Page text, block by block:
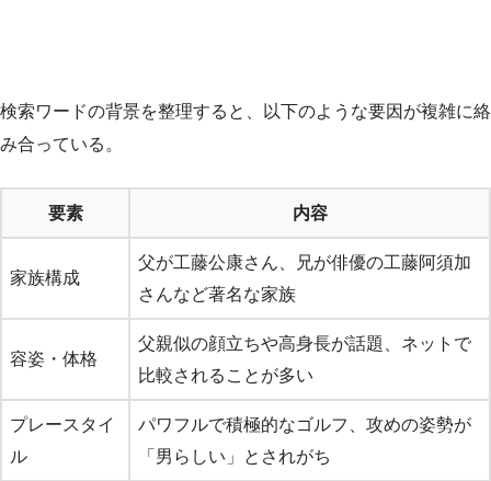
検索ワードの背景を整理すると、以下のような要因が複雑に絡
み合っている。
要素 内容
家族構成
父が工藤公康さん、兄が俳優の工藤阿須加
さんなど著名な家族
容姿・体格
父親似の顔立ちや高身長が話題、ネットで
比較されることが多い
プレースタイ
ル
パワフルで積極的なゴルフ、攻めの姿勢が
「男らしい」とされがち